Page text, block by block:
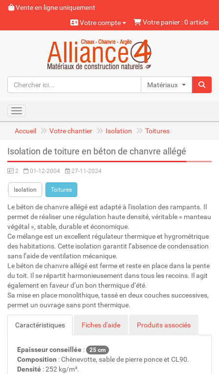
Vente en ligne uniquement
Votre compte
Votre panier : 0 article
Matériaux naturels
Toggle navigation
Accueil Votre chantier Isolation Toitures
Isolation de toiture en béton de chanvre allégé
2 01-12-2004 27-11-2024
Isolation Toitures
Le béton de chanvre allégé est adapté à l'isolation des rampants. Il
permet de réaliser une régulation haute densité, véritable « manteau
végétal », stable, durable et économique.
Ce mélange est un excellent régulateur thermique et hygrométrique
des habitations. Cette isolation garantit l’absence de condensation
sans l’aide de ventilation mécanique.
Le béton de chanvre allégé est ferme et reste en place dans la pente
du toit. Il se répartit harmonieusement dans tous les recoins. Il agit
également en faveur d’un bon thermique d’été.
Sa mise en place monolithique, tassé en deux couches successives,
permet un ouvrage sans pont thermique.
Caractéristiques Fiches d'aide Produits associés
Epaisseur conseillée : 25 cm
Composition : Chènevotte, sable de pierre ponce et CL90.
Densité : 252 kg/m³.